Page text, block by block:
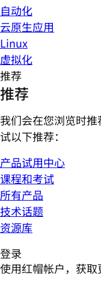
自动化
云原生应用
Linux
虚拟化
推荐
推荐
我们会在您浏览时
试以下推荐：
产品试用中心
课程和考试
所有产品
技术话题
资源库
登录
使用红帽帐户，获取